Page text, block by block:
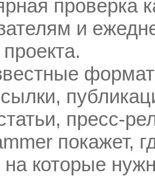
проверка
и
пресс-
покажет,
которые